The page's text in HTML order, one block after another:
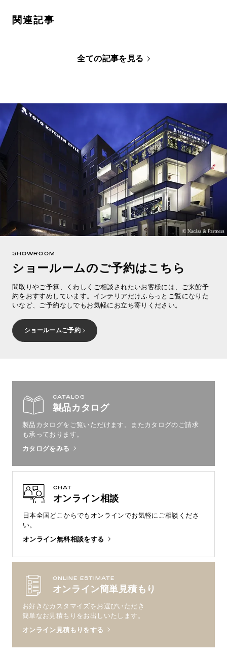
関連記事
全ての記事を見る
SHOWROOM
ショールームのご予約はこちら
間取りやご予算、くわしくご相談されたいお客様には、ご来館予
約をおすすめしています。インテリアだけふらっとご覧になりた
いなど、ご予約なしでもお気軽にお立ち寄りください。
ショールームご予約
CATALOG
製品カタログ
製品カタログをご覧いただけます。
またカタログのご請求
も承っております。
カタログをみる
CHAT
オンライン相談
日本全国どこからでもオンラインでお気軽にご相談くださ
い。
オンライン無料相談をする
ONLINE ESTIMATE
オンライン簡単見積もり
お好きなカスタマイズをお選びいただき
簡単なお見積もりをお出しいたします。
オンライン見積もりをする